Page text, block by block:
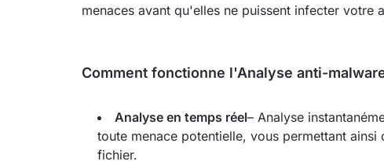
menaces avant qu'elles ne puissent infecter votre
Comment fonctionne l'Analyse anti-
Analyse en temps réel– Analyse
toute menace potentielle, vous permettant
fichier.